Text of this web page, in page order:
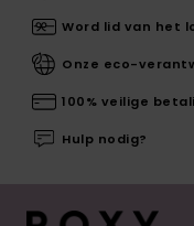
Word lid van het
Onze eco-
100% veilige
Hulp nodig?